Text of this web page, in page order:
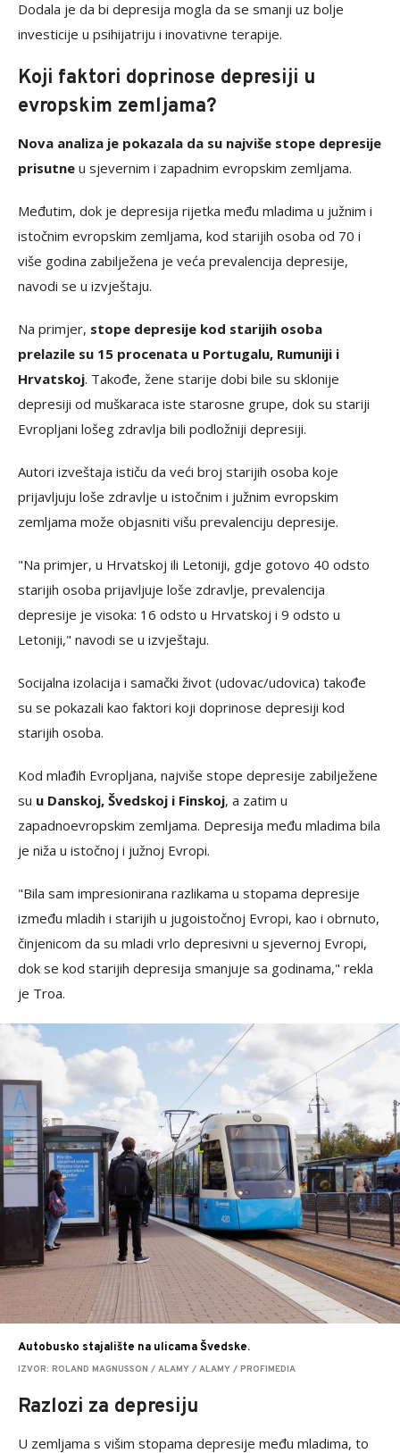
Dodala je da bi depresija mogla da se smanji uz bolje
investicije u psihijatriju i inovativne terapije.
Koji faktori doprinose depresiji u
evropskim zemljama?
Nova analiza je pokazala da su najviše stope depresije
prisutne u sjevernim i zapadnim evropskim zemljama.
Međutim, dok je depresija rijetka među mladima u južnim i
istočnim evropskim zemljama, kod starijih osoba od 70 i
više godina zabilježena je veća prevalencija depresije,
navodi se u izvještaju.
Na primjer, stope depresije kod starijih osoba
prelazile su 15 procenata u Portugalu, Rumuniji i
Hrvatskoj. Takođe, žene starije dobi bile su sklonije
depresiji od muškaraca iste starosne grupe, dok su stariji
Evropljani lošeg zdravlja bili podložniji depresiji.
Autori izveštaja ističu da veći broj starijih osoba koje
prijavljuju loše zdravlje u istočnim i južnim evropskim
zemljama može objasniti višu prevalenciju depresije.
"Na primjer, u Hrvatskoj ili Letoniji, gdje gotovo 40 odsto
starijih osoba prijavljuje loše zdravlje, prevalencija
depresije je visoka: 16 odsto u Hrvatskoj i 9 odsto u
Letoniji," navodi se u izvještaju.
Socijalna izolacija i samački život (udovac/udovica) takođe
su se pokazali kao faktori koji doprinose depresiji kod
starijih osoba.
Kod mlađih Evropljana, najviše stope depresije zabilježene
su u Danskoj, Švedskoj i Finskoj, a zatim u
zapadnoevropskim zemljama. Depresija među mladima bila
je niža u istočnoj i južnoj Evropi.
"Bila sam impresionirana razlikama u stopama depresije
između mladih i starijih u jugoistočnoj Evropi, kao i obrnuto,
činjenicom da su mladi vrlo depresivni u sjevernoj Evropi,
dok se kod starijih depresija smanjuje sa godinama," rekla
je Troa.
Autobusko stajalište na ulicama Švedske.
IZVOR: ROLAND MAGNUSSON / ALAMY / ALAMY / PROFIMEDIA
Razlozi za depresiju
U zemljama s višim stopama depresije među mladima, to